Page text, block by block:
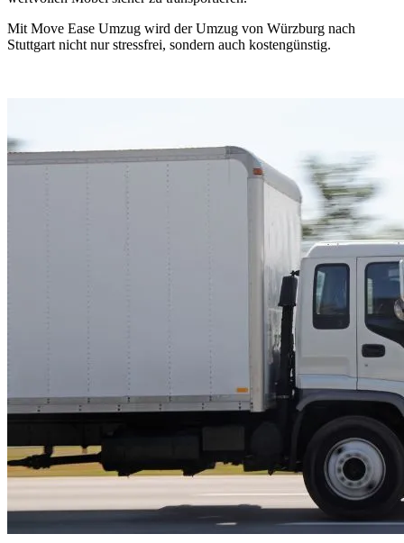
Mit Move Ease Umzug wird der Umzug von Würzburg nach
Stuttgart nicht nur stressfrei, sondern auch kostengünstig.